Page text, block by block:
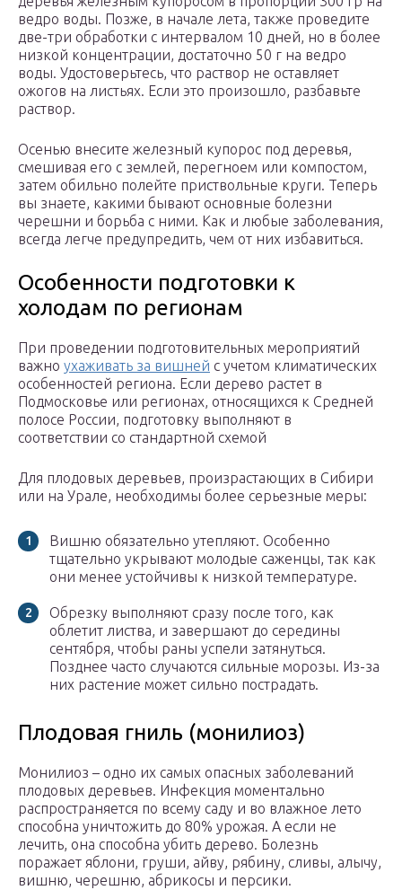
ведро воды. Позже, в начале лета, также проведите
две-три обработки с интервалом 10 дней, но в более
низкой концентрации, достаточно 50 г на ведро
воды. Удостоверьтесь, что раствор не оставляет
ожогов на листьях. Если это произошло, разбавьте
раствор.
Осенью внесите железный купорос под деревья,
смешивая его с землей, перегноем или компостом,
затем обильно полейте приствольные круги. Теперь
вы знаете, какими бывают основные болезни
черешни и борьба с ними. Как и любые заболевания,
всегда легче предупредить, чем от них избавиться.
Особенности подготовки к
холодам по регионам
При проведении подготовительных мероприятий
важно ухаживать за вишней с учетом климатических
особенностей региона. Если дерево растет в
Подмосковье или регионах, относящихся к Средней
полосе России, подготовку выполняют в
соответствии со стандартной схемой
Для плодовых деревьев, произрастающих в Сибири
или на Урале, необходимы более серьезные меры:
Вишню обязательно утепляют. Особенно
тщательно укрывают молодые саженцы, так как
они менее устойчивы к низкой температуре.
Обрезку выполняют сразу после того, как
облетит листва, и завершают до середины
сентября, чтобы раны успели затянуться.
Позднее часто случаются сильные морозы. Из-за
них растение может сильно пострадать.
Плодовая гниль (монилиоз)
Монилиоз – одно их самых опасных заболеваний
плодовых деревьев. Инфекция моментально
распространяется по всему саду и во влажное лето
способна уничтожить до 80% урожая. А если не
лечить, она способна убить дерево. Болезнь
поражает яблони, груши, айву, рябину, сливы, алычу,
вишню, черешню, абрикосы и персики.